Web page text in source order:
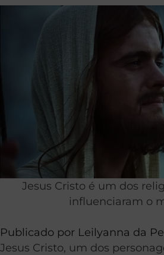
Jesus Cristo é um dos
influenciaram o
Publicado por Leilyanna da
Jesus Cristo, um dos